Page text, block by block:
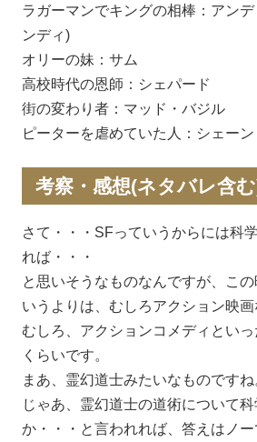
ラガーマンでキングの相棒：アン
ンディ)
オリーの妹：サム
高校時代の恩師：シェパード
街の変わり者：マッド・バジル
ピーターを虐めていた人：シェー
考察・感想(ネタバレ含
さて・・・SFっていうからには科
れば・・・
と思いそうなものなんですが、こ
いうよりは、むしろアクション映画
むしろ、アクションコメディとい
くらいです。
まあ、霊幻道士みたいなものですね
じゃあ、霊幻道士の道術について
か・・・と言われれば、答えはノー